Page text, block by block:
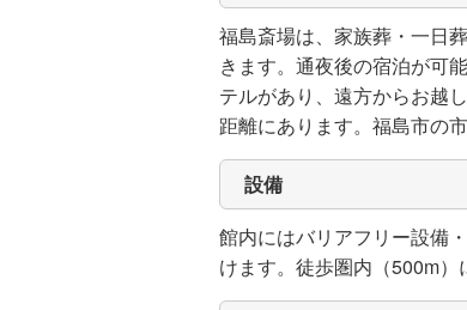
福島斎場は、家族葬・一日
きます。通夜後の宿泊が可
テルがあり、遠方からお越
距離にあります。福島市の
設備
館内にはバリアフリー設備
けます。徒歩圏内（500m）